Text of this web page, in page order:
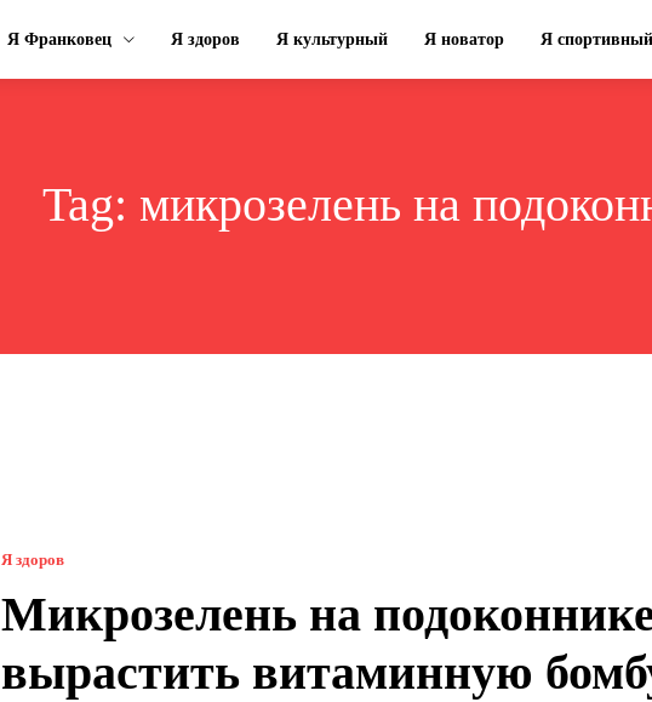
Я Франковец Я здоров Я культурный Я новатор Я спортивный
Tag: микрозелень на
Я здоров
Микрозелень на
вырастить витаминную